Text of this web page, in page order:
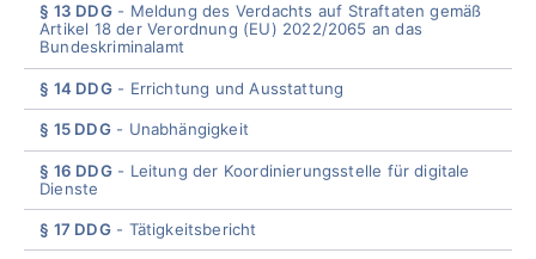
§ 13 DDG
Meldung des Verdachts auf Straftaten gemäß
Artikel 18 der Verordnung (EU) 2022/2065 an das
Bundeskriminalamt
§ 14 DDG Errichtung und Ausstattung
§ 15 DDG Unabhängigkeit
§ 16 DDG
Leitung der Koordinierungsstelle für digitale
Dienste
§ 17 DDG Tätigkeitsbericht